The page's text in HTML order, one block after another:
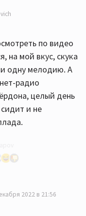
похвалю?
по видео
на мой вкус, скука
одну мелодию. А
радио
целый день
и не
уже лет
2022 в 21:56